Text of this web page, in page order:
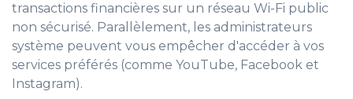
transactions financières sur un réseau Wi-Fi public
non sécurisé. Parallèlement, les administrateurs
système peuvent vous empêcher d'accéder à vos
services préférés (comme YouTube, Facebook et
Instagram).